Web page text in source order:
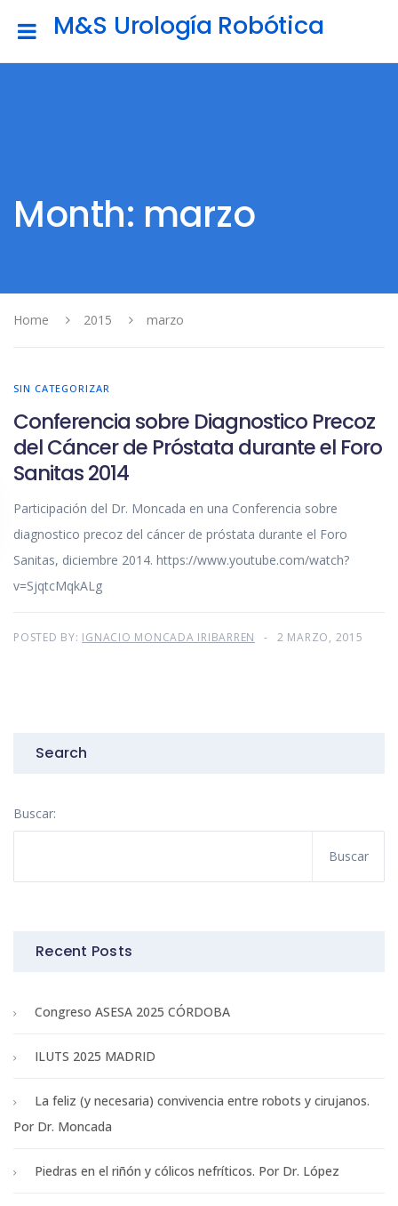
M&S Urología Robótica
Month: marzo
Home 2015 marzo
SIN CATEGORIZAR
Conferencia sobre Diagnostico Precoz
del Cáncer de Próstata durante el Foro
Sanitas 2014
Participación del Dr. Moncada en una Conferencia sobre
diagnostico precoz del cáncer de próstata durante el Foro
Sanitas, diciembre 2014. https://www.youtube.com/watch?
v=SjqtcMqkALg
POSTED BY: IGNACIO MONCADA IRIBARREN 2 MARZO, 2015
Search
Buscar:
Recent Posts
Congreso ASESA 2025 CÓRDOBA
ILUTS 2025 MADRID
La feliz (y necesaria) convivencia entre robots y cirujanos.
Por Dr. Moncada
Piedras en el riñón y cólicos nefríticos. Por Dr. López